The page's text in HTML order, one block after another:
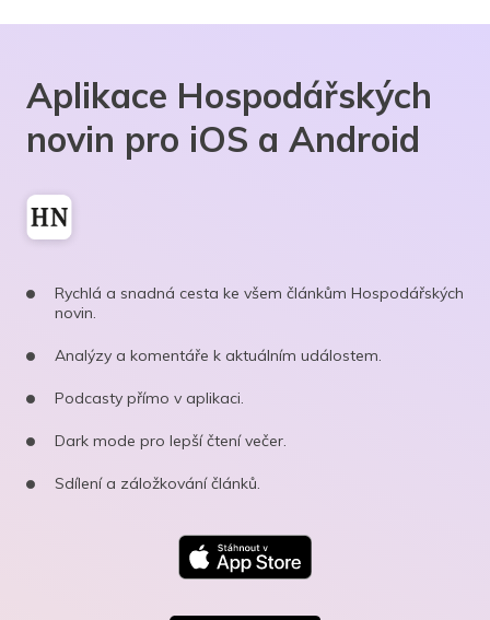
Aplikace Hospodářských
novin pro iOS a Android
Rychlá a snadná cesta ke všem článkům Hospodářských
novin.
Analýzy a komentáře k aktuálním událostem.
Podcasty přímo v aplikaci.
Dark mode pro lepší čtení večer.
Sdílení a záložkování článků.